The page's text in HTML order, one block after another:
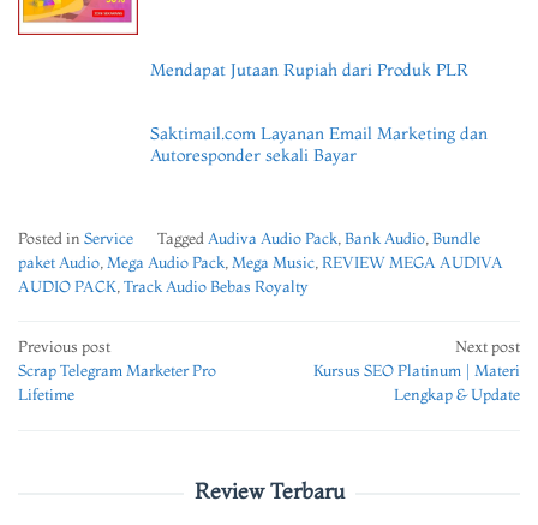
Mendapat Jutaan Rupiah dari Produk PLR
Saktimail.com Layanan Email Marketing dan
Autoresponder sekali Bayar
Posted in Service Tagged Audiva Audio Pack Bank Audio Bundle
paket Audio Mega Audio Pack Mega Music REVIEW MEGA AUDIVA
AUDIO PACK Track Audio Bebas Royalty
Post
navigation
Previous post
Scrap Telegram Marketer Pro
Lifetime
Next post
Kursus SEO Platinum | Materi
Lengkap & Update
Review Terbaru